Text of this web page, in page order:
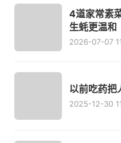
4道家常素
生蚝更温和
2026-07-07
以前吃药把
2025-12-30